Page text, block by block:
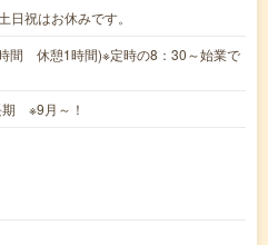
祝はお休みです。
間 休憩1時間)※定時の8：30～始業で
※9月～！